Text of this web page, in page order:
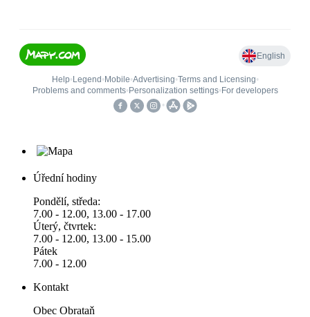
Úřední hodiny
Pondělí, středa:
7.00 - 12.00, 13.00 - 17.00
Úterý, čtvrtek:
7.00 - 12.00, 13.00 - 15.00
Pátek
7.00 - 12.00
Kontakt
Obec Obrataň